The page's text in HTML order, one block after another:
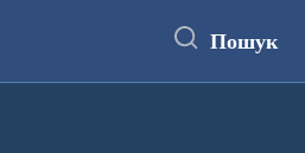
Пошук